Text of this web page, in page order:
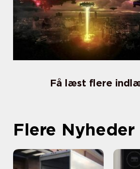
Få læst flere
Flere Nyheder